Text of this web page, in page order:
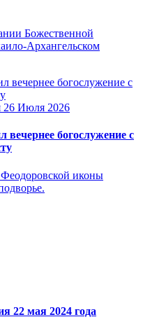
Божественной
Архангельском
26 Июля 2026
богослужение с
Феодоровской иконы
22 мая 2024 года